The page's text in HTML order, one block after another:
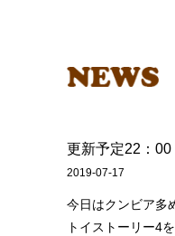
更新予定22：00
2019-07-17
今日はクンビア多
トイストーリー4